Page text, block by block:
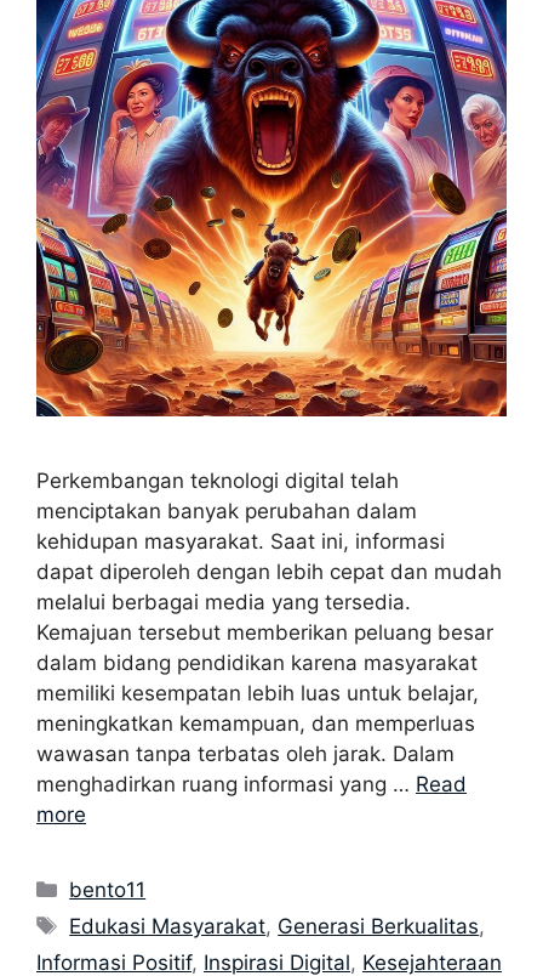
Perkembangan teknologi digital telah
menciptakan banyak perubahan dalam
kehidupan masyarakat. Saat ini, informasi
dapat diperoleh dengan lebih cepat dan mudah
melalui berbagai media yang tersedia.
Kemajuan tersebut memberikan peluang besar
dalam bidang pendidikan karena masyarakat
memiliki kesempatan lebih luas untuk belajar,
meningkatkan kemampuan, dan memperluas
wawasan tanpa terbatas oleh jarak. Dalam
menghadirkan ruang informasi yang … Read
more
Categories
bento11
Tags
Edukasi Masyarakat, Generasi Berkualitas,
Informasi Positif, Inspirasi Digital, Kesejahteraan